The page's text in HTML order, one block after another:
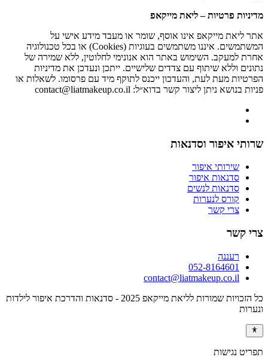
מדיניות פרטיות – ליאת מייקאפ
אתר ליאת מייקאפ אינו אוסף, שומר או מעבד מידע אישי על
המשתמשים. איננו משתמשים בעוגיות (Cookies) או בכל טכנולוגיה
אחרת למעקב. השימוש באתר הוא אנונימי לחלוטין, ללא שמירה של
נתונים וללא שיתוף עם צדדים שלישיים. ייתכן ונעדכן את מדיניות
הפרטיות מעת לעת, והעדכון ייכנס לתוקף מיד עם פרסומו. לשאלות או
פניות בנושא ניתן ליצור קשר בדוא״ל: contact@liatmakeup.co.il
שרותי איפור וסדנאות
שירותי איפור
סדנאות איפור
סדנאות לנשים
קורס לנערות
צרי קשר
צרי קשר
רעננה
052-8164601
contact@liatmakeup.co.il
כל הזכויות שמורות לליאת מייקאפ 2025 - סדנאות והדרכת איפור לילדות
ונערות
תפריט נגישות